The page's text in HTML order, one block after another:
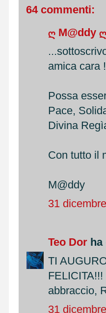
64 commenti:
ღ M@ddy ღ
amica cara
Possa
Pace,
Divina
Con tutto il
M@ddy
31
Teo Dor ha
TI
abbraccio,
31